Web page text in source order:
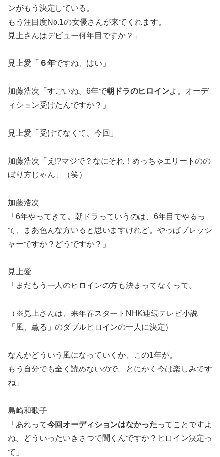
ンがもう決定している。
もう注目度No.1の女優さんが来てくれます。
見上さんはデビュー何年目ですか？」
見上愛「 ６年ですね、はい」
加藤浩次「すごいね。6年で朝ドラのヒロインよ。オーデ
ィション受けたんですか？」
見上愛「受けてなくて、今回」
加藤浩次「え!?マジで？なにそれ！めっちゃエリートのの
ぼり方じゃん」（笑）
加藤浩次
「6年やってきて。朝ドラっていうのは、6年目でやるっ
て、まあ色んな方いると思いますけれど。やっぱプレッシ
ャーですか？どうですか？」
見上愛
「まだもう一人のヒロインの方も決まってなくって。
（※見上さんは、来年春スタートNHK連続テレビ小説
「風、薫る」のダブルヒロインの一人に決定）
なんかどういう風になっていくか、この1年が。
もう自分でも全く読めないので。とにかく今は楽しみです
ね」
島崎和歌子
「あれって今回オーディションはなかったってことですよ
ね。どういったいきさつで聞くんですか？ヒロイン決定っ
て」